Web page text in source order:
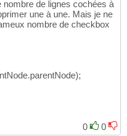
.createElement("TD")
;
de lignes cochées à
une à une. Mais je ne
nombre de checkbox
0
0